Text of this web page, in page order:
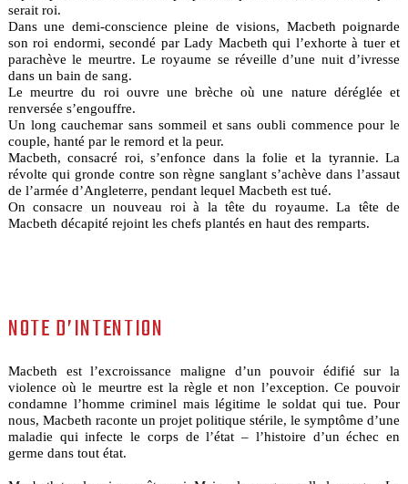
serait roi.
Dans une demi-conscience pleine de visions, Macbeth poignarde
son roi endormi, secondé par Lady Macbeth qui l’exhorte à tuer et
parachève le meurtre. Le royaume se réveille d’une nuit d’ivresse
dans un bain de sang.
Le meurtre du roi ouvre une brèche où une nature déréglée et
renversée s’engouffre.
Un long cauchemar sans sommeil et sans oubli commence pour le
couple, hanté par le remord et la peur.
Macbeth, consacré roi, s’enfonce dans la folie et la tyrannie. La
révolte qui gronde contre son règne sanglant s’achève dans l’assaut
de l’armée d’Angleterre, pendant lequel Macbeth est tué.
On consacre un nouveau roi à la tête du royaume. La tête de
Macbeth décapité rejoint les chefs plantés en haut des remparts.
NOTE D’INTENTION
Macbeth est l’excroissance maligne d’un pouvoir édifié sur la
violence où le meurtre est la règle et non l’exception. Ce pouvoir
condamne l’homme criminel mais légitime le soldat qui tue. Pour
nous, Macbeth raconte un projet politique stérile, le symptôme d’une
maladie qui infecte le corps de l’état – l’histoire d’un échec en
germe dans tout état.